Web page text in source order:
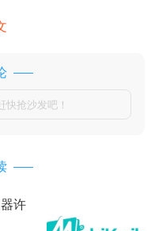
抢沙发吧！
许